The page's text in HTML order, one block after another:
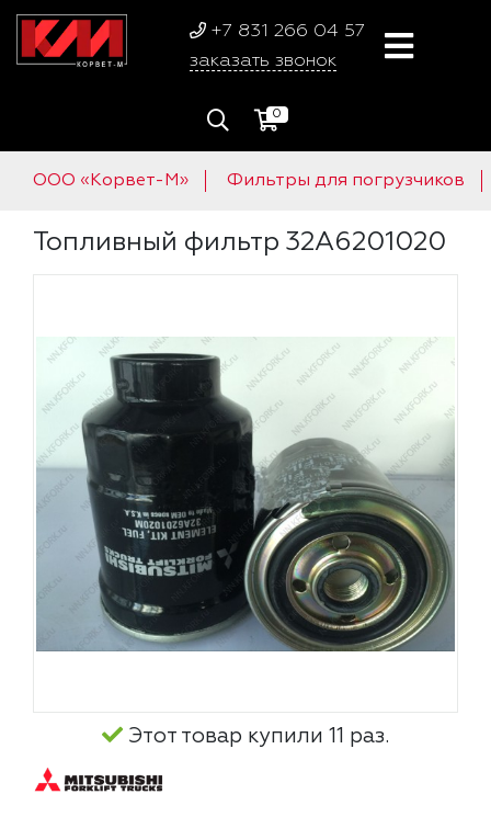
+7 831 266 04 57
заказать звонок
0
ООО «Корвет-М» Фильтры для погрузчиков
Топливный фильтр 32A6201020
Этот товар купили 11 раз.